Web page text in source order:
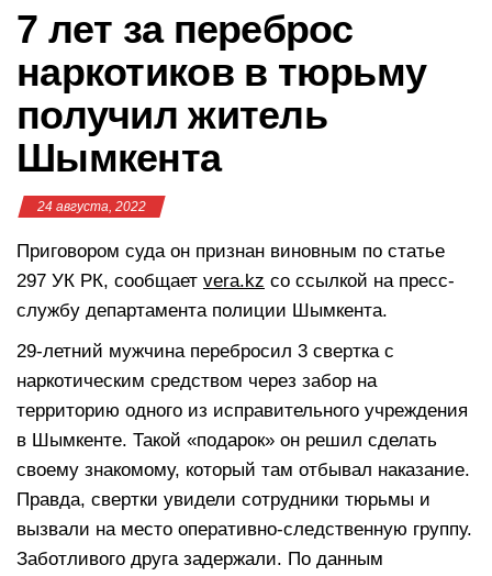
7 лет за переброс
наркотиков в тюрьму
получил житель
Шымкента
24 августа, 2022
Приговором суда он признан виновным по статье
297 УК РК, сообщает vera.kz со ссылкой на пресс-
службу департамента полиции Шымкента.
29-летний мужчина перебросил 3 свертка с
наркотическим средством через забор на
территорию одного из исправительного учреждения
в Шымкенте. Такой «подарок» он решил сделать
своему знакомому, который там отбывал наказание.
Правда, свертки увидели сотрудники тюрьмы и
вызвали на место оперативно-следственную группу.
Заботливого друга задержали. По данным